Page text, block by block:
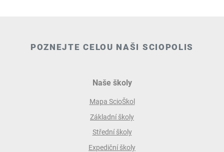
POZNEJTE CELOU NAŠI SCIOPOLIS
Naše školy
Mapa ScioŠkol
Základní školy
Střední školy
Expediční školy